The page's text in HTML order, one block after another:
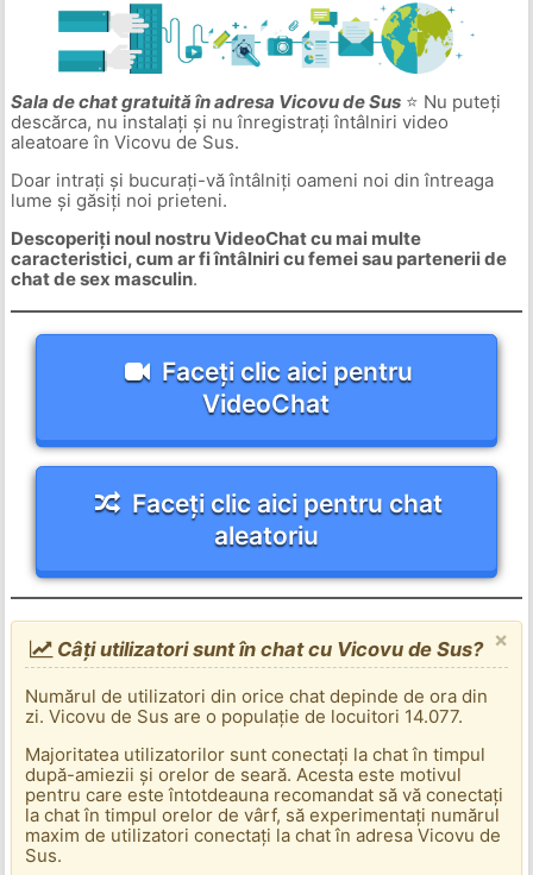
Sala de chat gratuită în adresa Vicovu de Sus⭐ Nu puteți
descărca, nu instalați și nu înregistrați întâlniri video
aleatoare în Vicovu de Sus.
Doar intrați și bucurați-vă întâlniți oameni noi din întreaga
lume și găsiți noi prieteni.
Descoperiți noul nostru VideoChat cu mai multe
caracteristici, cum ar fi întâlniri cu femei sau partenerii de
chat de sex masculin.
Faceți clic aici pentru
VideoChat
Faceți clic aici pentru chat
aleatoriu
×
Câți utilizatori sunt în chat cu Vicovu de Sus?
Numărul de utilizatori din orice chat depinde de ora din
zi. Vicovu de Sus are o populație de locuitori 14.077.
Majoritatea utilizatorilor sunt conectați la chat în timpul
după-amiezii și orelor de seară. Acesta este motivul
pentru care este întotdeauna recomandat să vă conectați
la chat în timpul orelor de vârf, să experimentați numărul
maxim de utilizatori conectați la chat în adresa Vicovu de
Sus.